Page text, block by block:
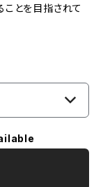
ことを目指されて